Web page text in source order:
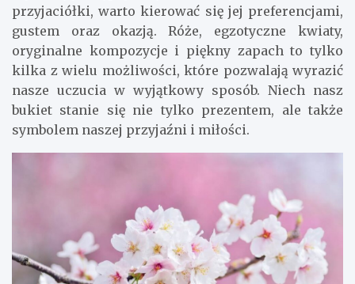
przyjaciółki, warto kierować się jej preferencjami,
gustem oraz okazją. Róże, egzotyczne kwiaty,
oryginalne kompozycje i piękny zapach to tylko
kilka z wielu możliwości, które pozwalają wyrazić
nasze uczucia w wyjątkowy sposób. Niech nasz
bukiet stanie się nie tylko prezentem, ale także
symbolem naszej przyjaźni i miłości.